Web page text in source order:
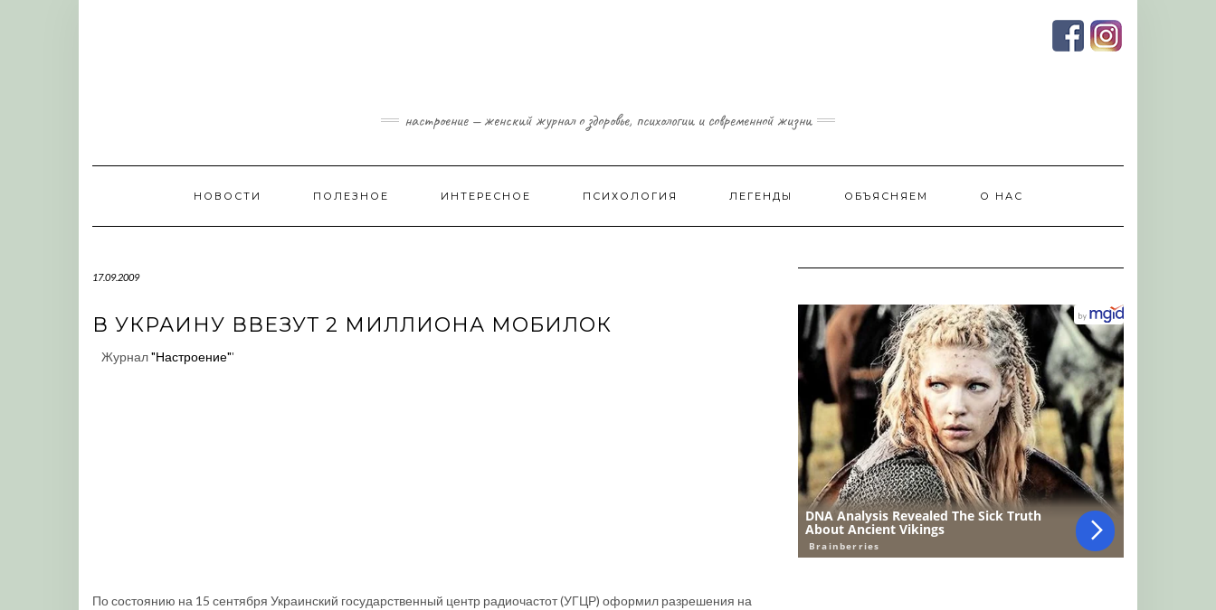
настроение — женский журнал о здоровье, психологии и современной жизни
НОВОСТИ ПОЛЕЗНОЕ ИНТЕРЕСНОЕ ПСИХОЛОГИЯ ЛЕГЕНДЫ ОБЪЯСНЯЕМ О НАС
17.09.2009
В УКРАИНУ ВВЕЗУТ 2 МИЛЛИОНА МОБИЛОК
Журнал"Настроение"'
По состоянию на 15 сентября Украинский государственный центр радиочастот (УГЦР) оформил разрешения на